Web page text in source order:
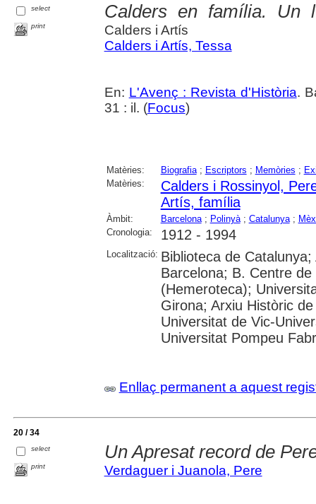
select
print
Calders en família. Un
Calders i Artís
Calders i Artís, Tessa
En: L'Avenç : Revista d'Història.
31 : il. (Focus)
Matèries: Biografia; Escriptors ; Memòries ;
Matèries:
Calders i Rossinyol,
Artís, família
Àmbit: Barcelona; Polinyà; Catalunya;
Cronologia:
1912 - 1994
Localització: Biblioteca de
Barcelona; B. Centre
(Hemeroteca);
Girona; Arxiu Històric
Universitat de Vic-
Universitat Pompeu
Enllaç permanent a aquest
20 / 34
select
print
Un Apresat record de
Verdaguer i Juanola, Pere